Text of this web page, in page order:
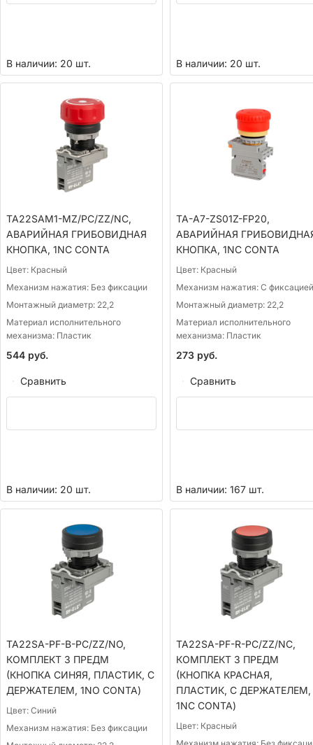
В наличии: 20 шт. В наличии: 20 шт.
TA22SAM1-MZ/PC/ZZ/NC,
АВАРИЙНАЯ ГРИБОВИДНАЯ
КНОПКА, 1NС CONTA
Цвет: Красный
Механизм нажатия: Без фиксации
Монтажный диаметр: 22,2
Материал исполнительного
механизма: Пластик
544 руб.
Сравнить
В наличии: 20 шт.
TA-A7-ZS01Z-FP20,
АВАРИЙНАЯ
КНОПКА, 1NС CONTA
Цвет: Красный
Механизм нажатия: С фиксацией
Монтажный диаметр: 22,2
Материал исполнительного
механизма: Пластик
273руб.
Сравнить
В наличии: 167 шт.
TA22SA-PF-B-PC/ZZ/NO,
КОМПЛЕКТ 3 ПРЕДМ
(КНОПКА СИНЯЯ, ПЛАСТИК, С
ДЕРЖАТЕЛЕМ, 1NО CONTA)
Цвет: Синий
Механизм нажатия: Без фиксации
TA22SA-PF-R-PC/ZZ/NС,
КОМПЛЕКТ 3 ПРЕДМ
(КНОПКА КРАСНАЯ,
ПЛАСТИК, С ДЕРЖАТЕЛЕМ,
1NC CONTA)
Цвет: Красный